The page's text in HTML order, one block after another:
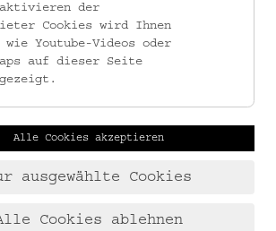
IN
Museum Schloß Kittsee (Hg.): Das
in österreichischen
1997 (= Kittseer Schriften zur
203.
/ Diverse
als "Hirtenstabaufsatz,
oben geschweift,
der
Cookies wird Ihnen
wie Youtube-Videos oder
auf dieser Seite
Alle Cookies akzeptieren
ausgewählte Cookies
Cookies ablehnen